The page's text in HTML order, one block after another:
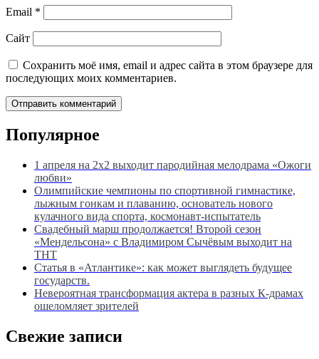
Email *
Сайт
Сохранить моё имя, email и адрес сайта в этом браузере для
последующих моих комментариев.
Популярное
1 апреля на 2х2 выходит пародийная мелодрама «Ожоги
любви»
Олимпийские чемпионы по спортивной гимнастике,
лыжным гонкам и плаванию, основатель нового
кулачного вида спорта, космонавт-испытатель
Свадебный марш продолжается! Второй сезон
«Мендельсона» с Владимиром Сычёвым выходит на
ТНТ
Статья в «Атлантике»: как может выглядеть будущее
государств.
Невероятная трансформация актера в разных К-драмах
ошеломляет зрителей
Свежие записи